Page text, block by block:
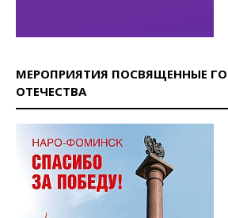
МЕРОПРИЯТИЯ ПОСВЯЩЕННЫЕ
ОТЕЧЕСТВА